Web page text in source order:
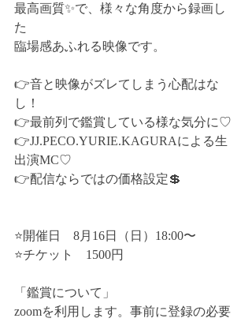
最高画質✨で、様々な角度から録画し
た
臨場感あふれる映像です。
👉音と映像がズレてしまう心配はな
し！
👉最前列で鑑賞している様な気分に♡
👉JJ.PECO.YURIE.KAGURAによる生
出演MC♡
👉配信ならではの価格設定💲
⭐開催日　8月16日（日）18:00〜
⭐チケット　1500円
「鑑賞について」
zoomを利用します。事前に登録の必要